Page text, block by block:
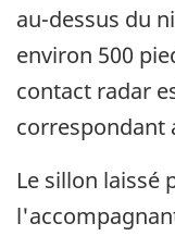
au-dessus du
environ 500
contact radar
correspondant
Le sillon laissé